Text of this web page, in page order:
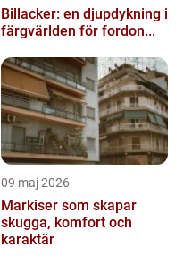
Billacker: en djupdykning i
färgvärlden för fordon...
09 maj 2026
Markiser som skapar
skugga, komfort och
karaktär